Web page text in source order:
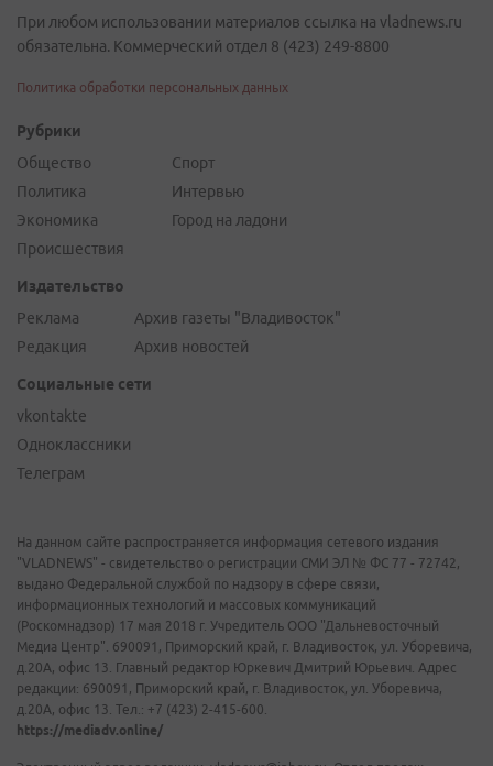
При любом использовании материалов ссылка на vladnews.ru
обязательна. Коммерческий отдел 8 (423) 249-8800
Политика обработки персональных данных
Рубрики
Общество
Политика
Экономика
Происшествия
Спорт
Интервью
Город на ладони
Издательство
Реклама
Редакция
Архив газеты "Владивосток"
Архив новостей
Социальные сети
vkontakte
Одноклассники
Телеграм
На данном сайте распространяется информация сетевого издания
"VLADNEWS" - свидетельство о регистрации СМИ ЭЛ № ФС 77 - 72742,
выдано Федеральной службой по надзору в сфере связи,
информационных технологий и массовых коммуникаций
(Роскомнадзор) 17 мая 2018 г. Учредитель ООО "Дальневосточный
Медиа Центр". 690091, Приморский край, г. Владивосток, ул. Уборевича,
д.20А, офис 13. Главный редактор Юркевич Дмитрий Юрьевич. Адрес
редакции: 690091, Приморский край, г. Владивосток, ул. Уборевича,
д.20А, офис 13. Тел.: +7 (423) 2-415-600.
https://mediadv.online/